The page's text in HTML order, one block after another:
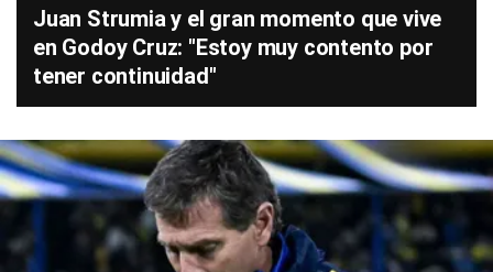
Juan Strumia y el gran momento que vive
en Godoy Cruz: "Estoy muy contento por
tener continuidad"